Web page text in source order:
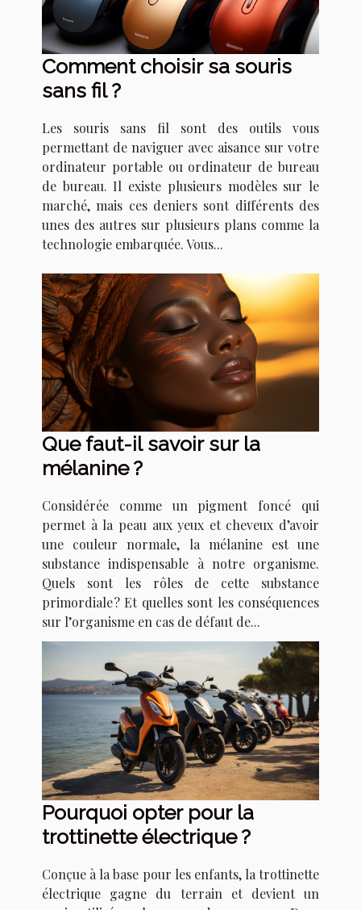
Comment choisir sa souris
sans fil ?
Les souris sans fil sont des outils vous
permettant de naviguer avec aisance sur votre
ordinateur portable ou ordinateur de bureau
de bureau. Il existe plusieurs modèles sur le
marché, mais ces deniers sont différents des
unes des autres sur plusieurs plans comme la
technologie embarquée. Vous...
Que faut-il savoir sur la
mélanine ?
Considérée comme un pigment foncé qui
permet à la peau aux yeux et cheveux d’avoir
une couleur normale, la mélanine est une
substance indispensable à notre organisme.
Quels sont les rôles de cette substance
primordiale ? Et quelles sont les conséquences
sur l’organisme en cas de défaut de...
Pourquoi opter pour la
trottinette électrique ?
Conçue à la base pour les enfants, la trottinette
électrique gagne du terrain et devient un